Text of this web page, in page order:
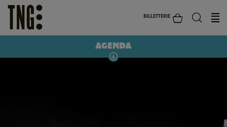
BILLETTERIE
AGENDA